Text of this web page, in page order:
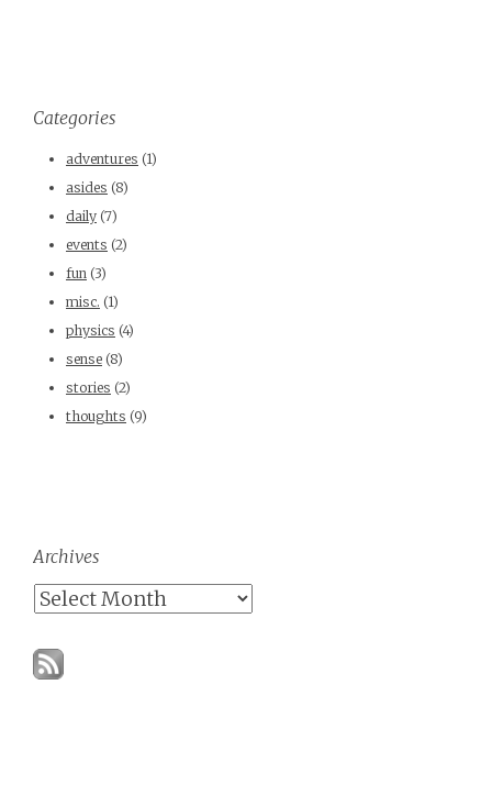
Categories
adventures (1)
asides (8)
daily (7)
events (2)
fun (3)
misc. (1)
physics (4)
sense (8)
stories (2)
thoughts (9)
Archives
Archives